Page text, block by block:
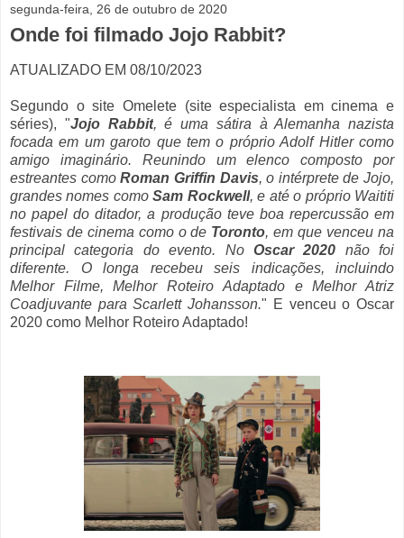
segunda-feira, 26 de outubro de 2020
Onde foi filmado Jojo Rabbit?
ATUALIZADO EM 08/10/2023
Segundo o site Omelete (site especialista em cinema e
séries), "Jojo Rabbit, é uma sátira à Alemanha nazista
focada em um garoto que tem o próprio Adolf Hitler como
amigo imaginário. Reunindo um elenco composto por
estreantes como Roman Griffin Davis, o intérprete de Jojo,
grandes nomes como Sam Rockwell, e até o próprio Waititi
no papel do ditador, a produção teve boa repercussão em
festivais de cinema como o de Toronto, em que venceu na
principal categoria do evento. No
Oscar 2020
não foi
diferente. O longa recebeu seis indicações, incluindo
Melhor Filme, Melhor Roteiro Adaptado e Melhor Atriz
Coadjuvante para Scarlett Johansson." E venceu o Oscar
2020 como Melhor Roteiro Adaptado!